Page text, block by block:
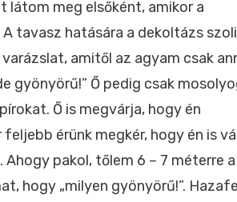
látom meg elsőként, amikor a
tavasz hatására a dekoltázs
amitől az agyam csak
gyönyörű!” Ő pedig csak
Ő is megvárja, hogy én
érünk megkér, hogy én is
Ahogy pakol, tőlem 6 – 7 méterre
hogy „milyen gyönyörű!”.